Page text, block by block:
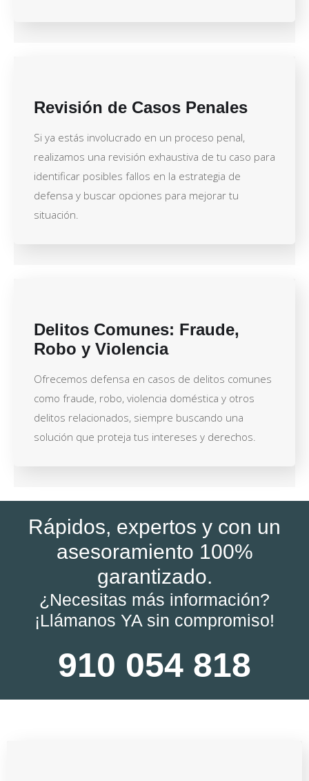
Revisión de Casos Penales
Si ya estás involucrado en un proceso penal,
realizamos una revisión exhaustiva de tu caso para
identificar posibles fallos en la estrategia de
defensa y buscar opciones para mejorar tu
situación.
Delitos Comunes: Fraude,
Robo y Violencia
Ofrecemos defensa en casos de delitos comunes
como fraude, robo, violencia doméstica y otros
delitos relacionados, siempre buscando una
solución que proteja tus intereses y derechos.
Rápidos, expertos y con un
asesoramiento 100%
garantizado.
¿Necesitas más información?
¡Llámanos YA sin compromiso!
910 054 818